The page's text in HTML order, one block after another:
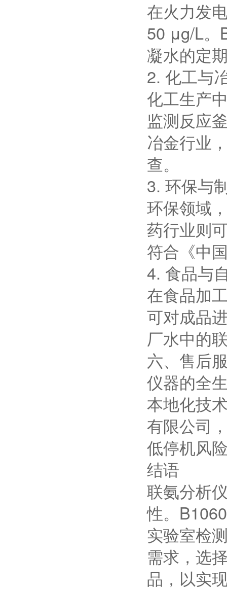
在火力发
50 μg/L。
凝水的定
2. 化工与
化工生产
监测反应
冶金行业
查。
3. 环保与
环保领域
药行业则
符合《中
4. 食品与
在食品加
可对成品
厂水中的
六、售后
仪器的全
本地化技
有限公司
低停机风
结语
联氨分析
性。
实验室检
需求，选
品，以实